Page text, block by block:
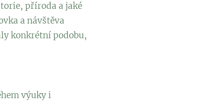
příroda a jaké
a návštěva
konkrétní podobu,
výuky i